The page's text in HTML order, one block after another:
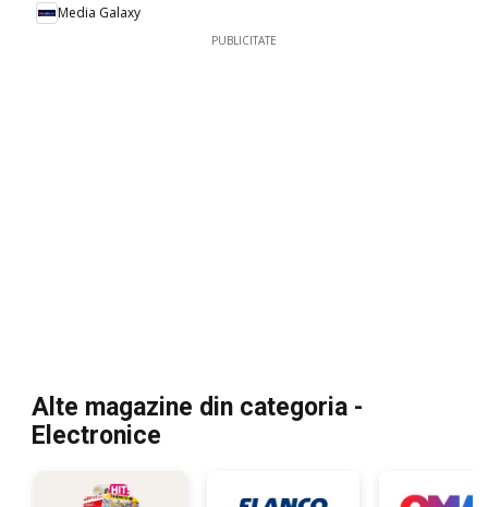
Media Galaxy
PUBLICITATE
Alte magazine din categoria -
Electronice